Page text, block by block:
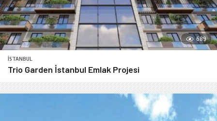
689
İSTANBUL
Trio Garden İstanbul Emlak Projesi